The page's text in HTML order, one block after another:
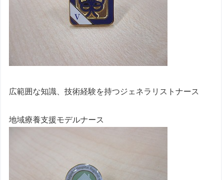
広範囲な知識、技術経験を持つジェネラリストナース
地域療養支援モデルナース